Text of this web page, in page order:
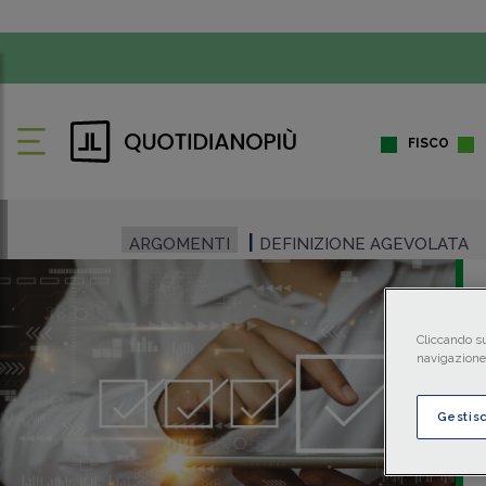
FISCO
ARGOMENTI DEFINIZIONE AGEVOLATA
Cliccando